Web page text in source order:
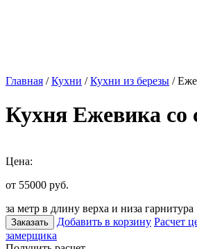
Главная /Кухни /Кухни из березы /
Кухня Ежевика со
Цена:
от 55000 руб.
за метр в длину верха и низа гарнитура
Заказать Добавить в корзину Расчет
замерщика